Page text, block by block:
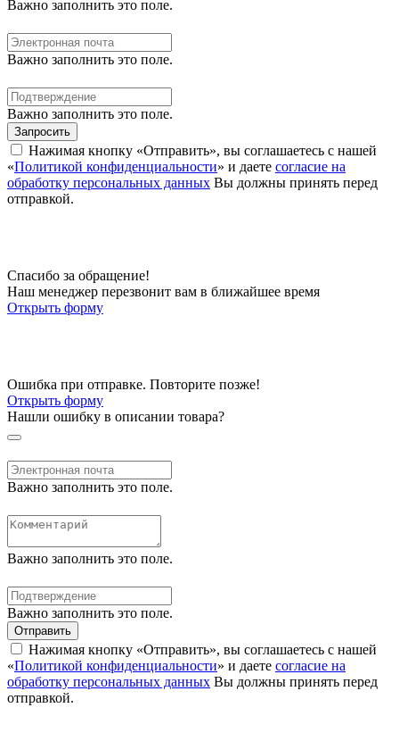
Важно заполнить это поле.
Важно заполнить это поле.
Важно заполнить это поле.
Запросить
Нажимая кнопку «Отправить», вы соглашаетесь с нашей
«Политикой конфиденциальности» и даете согласие на
обработку персональных данных Вы должны принять перед
отправкой.
Спасибо за обращение!
Наш менеджер перезвонит вам в ближайшее время
Открыть форму
Ошибка при отправке. Повторите позже!
Открыть форму
Нашли ошибку в описании товара?
Важно заполнить это поле.
Важно заполнить это поле.
Важно заполнить это поле.
Отправить
Нажимая кнопку «Отправить», вы соглашаетесь с нашей
«Политикой конфиденциальности» и даете согласие на
обработку персональных данных Вы должны принять перед
отправкой.